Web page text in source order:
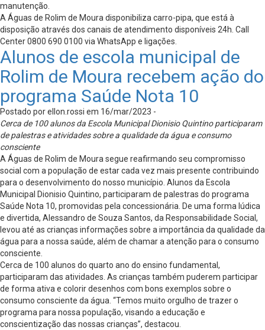
manutenção.
A Águas de Rolim de Moura disponibiliza carro-pipa, que está à
disposição através dos canais de atendimento disponíveis 24h. Call
Center 0800 690 0100 via WhatsApp e ligações.
Alunos de escola municipal de
Rolim de Moura recebem ação do
programa Saúde Nota 10
Postado por ellon.rossi em 16/mar/2023 -
Cerca de 100 alunos da Escola Municipal Dionisio Quintino participaram
de palestras e atividades sobre a qualidade da água e consumo
consciente
A Águas de Rolim de Moura segue reafirmando seu compromisso
social com a população de estar cada vez mais presente contribuindo
para o desenvolvimento do nosso município. Alunos da Escola
Municipal Dionisio Quintino, participaram de palestras do programa
Saúde Nota 10, promovidas pela concessionária. De uma forma lúdica
e divertida, Alessandro de Souza Santos, da Responsabilidade Social,
levou até as crianças informações sobre a importância da qualidade da
água para a nossa saúde, além de chamar a atenção para o consumo
consciente.
Cerca de 100 alunos do quarto ano do ensino fundamental,
participaram das atividades. As crianças também puderem participar
de forma ativa e colorir desenhos com bons exemplos sobre o
consumo consciente da água. “Temos muito orgulho de trazer o
programa para nossa população, visando a educação e
conscientização das nossas crianças”, destacou.